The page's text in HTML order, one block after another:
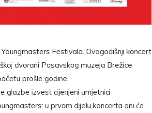
Festivala. Ovogodišnji koncert
dvorani Posavskog muzeja Brežice
prošle godine.
glazbe izvest cijenjeni umjetnici
u prvom dijelu koncerta oni će